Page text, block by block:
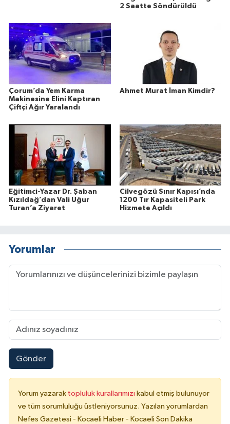
2 Saatte Söndürüldü
Çorum’da Yem Karma
Makinesine Elini Kaptıran
Çiftçi Ağır Yaralandı
Ahmet Murat İman Kimdir?
Eğitimci-Yazar Dr. Şaban
Kızıldağ’dan Vali Uğur
Turan’a Ziyaret
Cilvegözü Sınır Kapısı’nda
1200 Tır Kapasiteli Park
Hizmete Açıldı
Yorumlar
Gönder
Yorum yazarak topluluk kurallarımızı kabul etmiş bulunuyor
ve tüm sorumluluğu üstleniyorsunuz. Yazılan yorumlardan
Nefes Gazetesi - Kocaeli Haber - Kocaeli Son Dakika